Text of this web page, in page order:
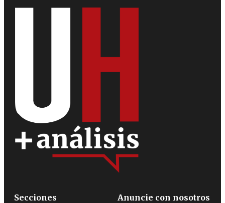
Secciones
Anuncie con nosotros